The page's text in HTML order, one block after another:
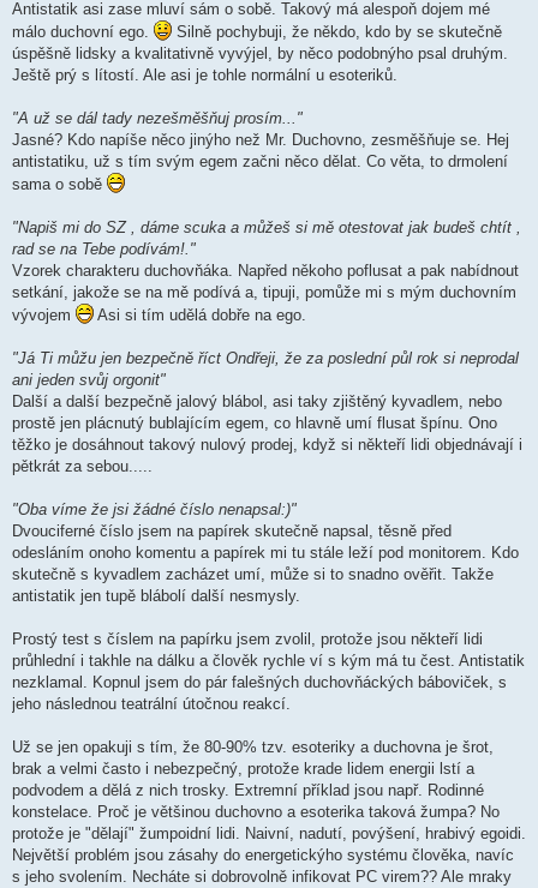
Antistatik asi zase mluví sám o sobě. Takový má alespoň dojem mé
málo duchovní ego.
Silně pochybuji, že někdo, kdo by se skutečně
úspěšně lidsky a kvalitativně vyvýjel, by něco podobnýho psal druhým.
Ještě prý s lítostí. Ale asi je tohle normální u esoteriků.
"A už se dál tady nezešměšňuj prosím..."
Jasné? Kdo napíše něco jinýho než Mr. Duchovno, zesměšňuje se. Hej
antistatiku, už s tím svým egem začni něco dělat. Co věta, to drmolení
sama o sobě
"Napiš mi do SZ , dáme scuka a můžeš si mě otestovat jak budeš chtít ,
rad se na Tebe podívám!."
Vzorek charakteru duchovňáka. Napřed někoho poflusat a pak nabídnout
setkání, jakože se na mě podívá a, tipuji, pomůže mi s mým duchovním
vývojem
Asi si tím udělá dobře na ego.
"Já Ti můžu jen bezpečně říct Ondřeji, že za poslední půl rok si neprodal
ani jeden svůj orgonit"
Další a další bezpečně jalový blábol, asi taky zjištěný kyvadlem, nebo
prostě jen plácnutý bublajícím egem, co hlavně umí flusat špínu. Ono
těžko je dosáhnout takový nulový prodej, když si někteří lidi objednávají i
pětkrát za sebou.....
"Oba víme že jsi žádné číslo nenapsal:)"
Dvouciferné číslo jsem na papírek skutečně napsal, těsně před
odesláním onoho komentu a papírek mi tu stále leží pod monitorem. Kdo
skutečně s kyvadlem zacházet umí, může si to snadno ověřit. Takže
antistatik jen tupě blábolí další nesmysly.
Prostý test s číslem na papírku jsem zvolil, protože jsou někteří lidi
průhlední i takhle na dálku a člověk rychle ví s kým má tu čest. Antistatik
nezklamal. Kopnul jsem do pár falešných duchovňáckých báboviček, s
jeho následnou teatrální útočnou reakcí.
Už se jen opakuji s tím, že 80-90% tzv. esoteriky a duchovna je šrot,
brak a velmi často i nebezpečný, protože krade lidem energii lstí a
podvodem a dělá z nich trosky. Extremní příklad jsou např. Rodinné
konstelace. Proč je většinou duchovno a esoterika taková žumpa? No
protože je "dělají" žumpoidní lidi. Naivní, nadutí, povýšení, hrabivý egoidi.
Největší problém jsou zásahy do energetickýho systému člověka, navíc
s jeho svolením. Necháte si dobrovolně infikovat PC virem?? Ale mraky